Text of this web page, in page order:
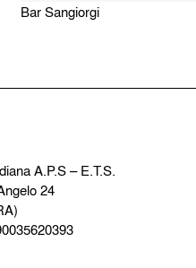
Bar Sangiorgi
A.P.S – E.T.S.
24